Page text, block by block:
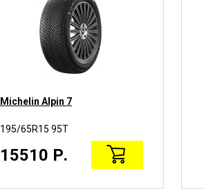
Michelin Alpin 7
195/65R15 95T
15510 Р.